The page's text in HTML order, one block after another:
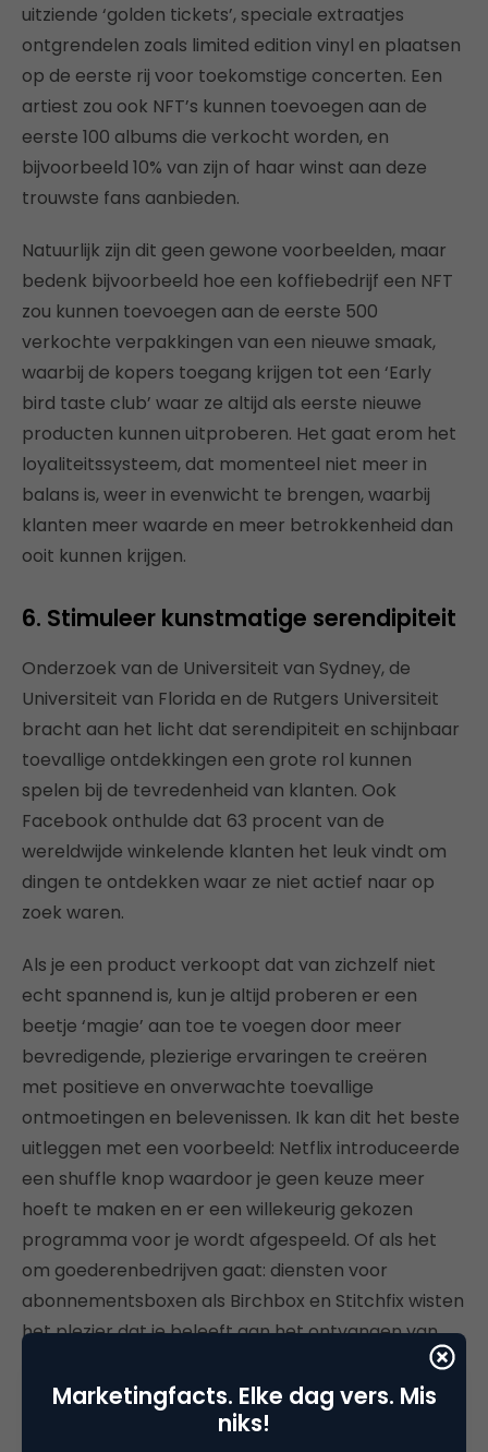
uitziende ‘golden tickets’, speciale extraatjes
ontgrendelen zoals limited edition vinyl en plaatsen
op de eerste rij voor toekomstige concerten. Een
artiest zou ook NFT’s kunnen toevoegen aan de
eerste 100 albums die verkocht worden, en
bijvoorbeeld 10% van zijn of haar winst aan deze
trouwste fans aanbieden.
Natuurlijk zijn dit geen gewone voorbeelden, maar
bedenk bijvoorbeeld hoe een koffiebedrijf een NFT
zou kunnen toevoegen aan de eerste 500
verkochte verpakkingen van een nieuwe smaak,
waarbij de kopers toegang krijgen tot een ‘Early
bird taste club’ waar ze altijd als eerste nieuwe
producten kunnen uitproberen. Het gaat erom het
loyaliteitssysteem, dat momenteel niet meer in
balans is, weer in evenwicht te brengen, waarbij
klanten meer waarde en meer betrokkenheid dan
ooit kunnen krijgen.
6. Stimuleer kunstmatige serendipiteit
Onderzoek van de Universiteit van Sydney, de
Universiteit van Florida en de Rutgers Universiteit
bracht aan het licht dat serendipiteit en schijnbaar
toevallige ontdekkingen een grote rol kunnen
spelen bij de tevredenheid van klanten. Ook
Facebook onthulde dat 63 procent van de
wereldwijde winkelende klanten het leuk vindt om
dingen te ontdekken waar ze niet actief naar op
zoek waren.
Als je een product verkoopt dat van zichzelf niet
echt spannend is, kun je altijd proberen er een
beetje ‘magie’ aan toe te voegen door meer
bevredigende, plezierige ervaringen te creëren
met positieve en onverwachte toevallige
ontmoetingen en belevenissen. Ik kan dit het beste
uitleggen met een voorbeeld: Netflix introduceerde
een shuffle knop waardoor je geen keuze meer
hoeft te maken en er een willekeurig gekozen
programma voor je wordt afgespeeld. Of als het
om goederenbedrijven gaat: diensten voor
abonnementsboxen als Birchbox en Stitchfix wisten
het plezier dat je beleeft aan het ontvangen van
een willekeurige selectie van producten weer te
doen opleven. In een wereld waar klantervaringen
steeds meer georganiseerd worden, kunnen
Marketingfacts. Elke dag vers. Mis
niks!